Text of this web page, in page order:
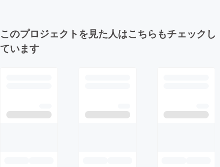
このプロジェクトを見た人はこちらもチェックし
ています